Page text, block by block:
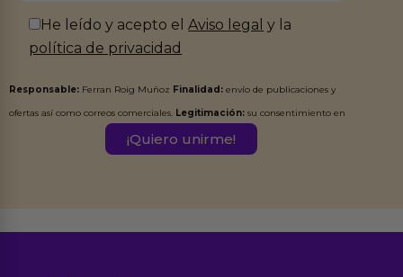
He leído y acepto elAviso legal y la
política de privacidad
Responsable: Ferran Roig Muñoz Finalidad: envío de publicaciones y
ofertas así como correos comerciales. Legitimación: su consentimiento en
Destinatarios:Ferran Roig Muñoz. Podrás ejercer tus